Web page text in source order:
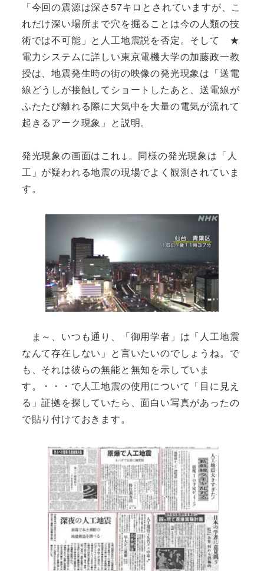
「今回の震源は深さ57キロとされていますが、こ
れだけ深い場所まで穴を掘ることは今の人類の技
術では不可能」と人工地震説を否定。そして ★
電力システムに詳しい東京電機大学の加藤政一教
授は、地震発生時の街の映像の発光現象は「送電
線どうしが接触してショートしたあと、送電線が
ふたたび離れる際に大気中を大量の電気が流れて
起きるアーク現象」と説明。
発光現象の画面はこれ↓。同様の発光現象は「人
工」が疑われる地震の現場でよく観測されていま
す。
ま～、いつも通り、「御用学者」は「人工地震
なんて存在しない」と言いたいのでしょうね。で
も、それは彼らの無能と無知を示していま
す。・・・で人工地震の使用について「目に見え
る」証拠を探していたら、面白い写真があったの
で貼り付けておきます。